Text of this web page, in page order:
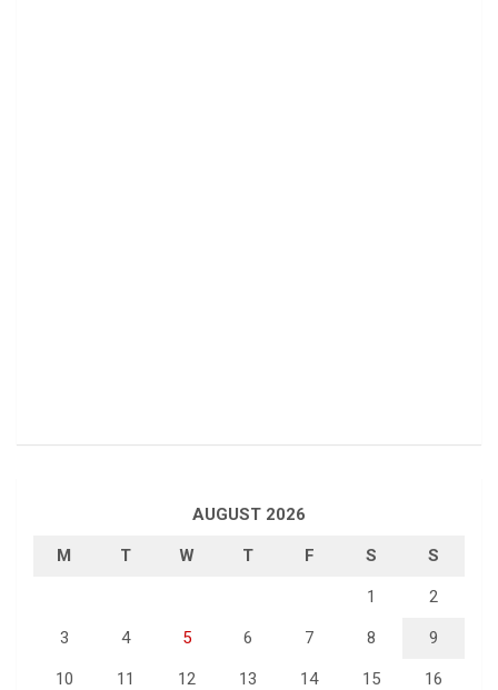
AUGUST 2026
M T W T F S S
1 2
3 4 5 6 7 8 9
10 11 12 13 14 15 16